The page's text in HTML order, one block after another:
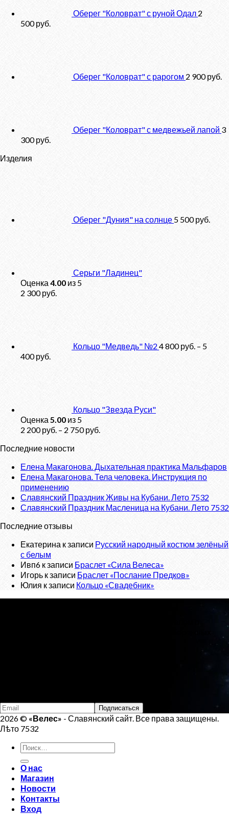
Оберег "Коловрат" с руной Одал 2
500руб.
Оберег "Коловрат" с рарогом 2 900руб.
Оберег "Коловрат" с медвежьей лапой 3
300руб.
Изделия
Оберег "Дуния" на солнце 5 500руб.
Серьги "Ладинец"
Оценка 4.00 из 5
2 300руб.
Кольцо "Медведь" №24 800руб. – 5
400руб.
Кольцо "Звезда Руси"
Оценка 5.00 из 5
2 200руб. – 2 750руб.
Последние новости
Елена Макагонова. Дыхательная практика Мальфаров
Елена Макагонова. Тела человека. Инструкция по
применению
Славянский Праздник Живы на Кубани. Лето 7532
Славянский Праздник Масленица на Кубани. Лето 7532
Последние отзывы
Екатерина к записи Русский народный костюм зелёный
с белым
Ивп6 к записи Браслет «Сила Велеса»
Игорь к записи Браслет «Послание Предков»
Юлия к записи Кольцо «Свадебник»
2026 © «Велес» - Славянский сайт. Все права защищены.
Лѣто 7532
Искать:
О нас
Магазин
Новости
Контакты
Вход